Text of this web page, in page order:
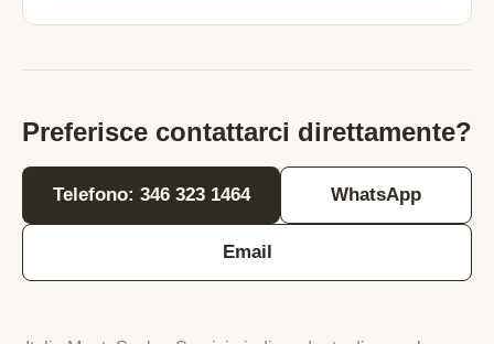
Preferisce contattarci direttamente?
Telefono: 346 323 1464 WhatsApp
Email